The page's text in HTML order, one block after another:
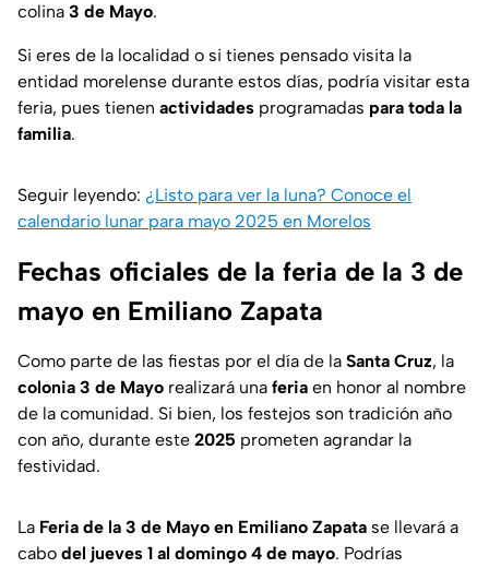
colina 3 de Mayo.
Si eres de la localidad o si tienes pensado visita la
entidad morelense durante estos días, podría visitar esta
feria, pues tienen actividades programadas para toda la
familia.
Seguir leyendo: ¿Listo para ver la luna? Conoce el
calendario lunar para mayo 2025 en Morelos
Fechas oficiales de la feria de la 3 de
mayo en Emiliano Zapata
Como parte de las fiestas por el día de la Santa Cruz, la
colonia 3 de Mayo realizará una feria en honor al nombre
de la comunidad. Si bien, los festejos son tradición año
con año, durante este 2025 prometen agrandar la
festividad.
La Feria de la 3 de Mayo en Emiliano Zapata se llevará a
cabo del jueves 1 al domingo 4 de mayo. Podrías